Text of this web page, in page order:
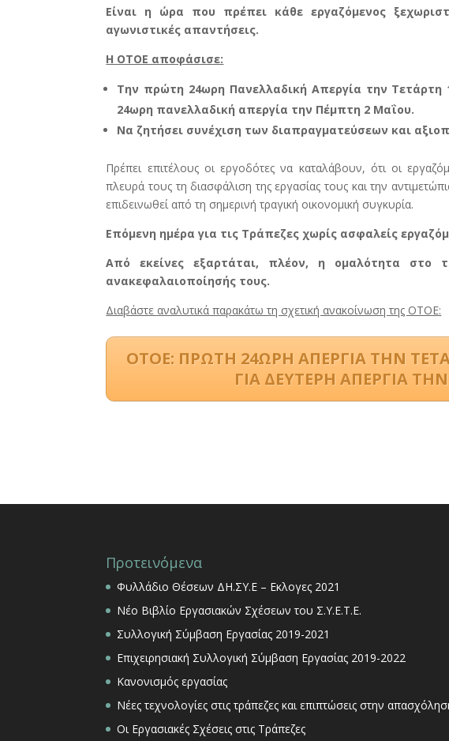
Είναι η ώρα που πρέπει κάθε εργαζόμενος
αγωνιστικές απαντήσεις.
Η ΟΤΟΕ αποφάσισε:
Την πρώτη 24ωρη Πανελλαδική Απεργία την Τετάρτη
24ωρη πανελλαδική απεργία την Πέμπτη 2 Μαΐου.
Να ζητήσει συνέχιση των διαπραγματεύσεων και
Πρέπει επιτέλους οι εργοδότες να καταλάβουν, ότι οι
πλευρά τους τη διασφάλιση της εργασίας τους και την
επιδεινωθεί από τη σημερινή τραγική οικονομική συγκυρία.
Επόμενη ημέρα για τις Τράπεζες χωρίς ασφαλείς
Από εκείνες εξαρτάται, πλέον, η ομαλότητα στο
ανακεφαλαιοποίησής τους.
Διαβάστε αναλυτικά παρακάτω τη σχετική ανακοίνωση της ΟΤΟΕ:
ΟΤΟΕ: ΠΡΩΤΗ 24ΩΡΗ ΑΠΕΡΓΙΑ ΤΗΝ
ΓΙΑ ΔΕΥΤΕΡΗ ΑΠΕΡΓΙΑ
Προτεινόμενα
Φυλλάδιο Θέσεων ΔΗ.ΣΥ.Ε – Εκλογες 2021
Νέο Βιβλίο Εργασιακών Σχέσεων του Σ.Υ.Ε.Τ.Ε.
Συλλογική Σύμβαση Εργασίας 2019-2021
Επιχειρησιακή Συλλογική Σύμβαση Εργασίας 2019-2022
Κανονισμός εργασίας
Νέες τεχνολογίες στις τράπεζες και επιπτώσεις στην
Οι Εργασιακές Σχέσεις στις Τράπεζες